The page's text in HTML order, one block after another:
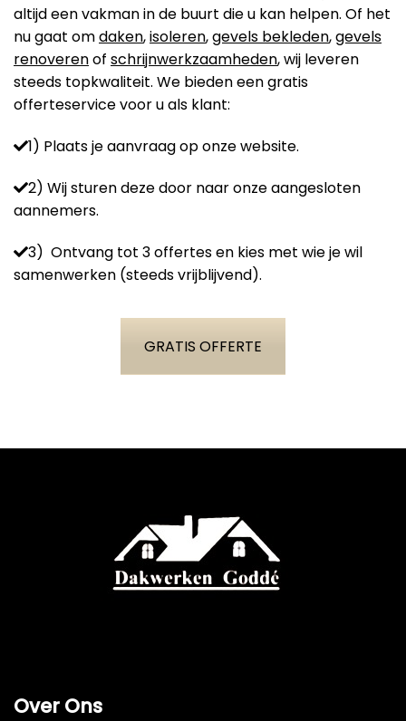
altijd een vakman in de buurt die u kan helpen. Of het
nu gaat omdaken,isoleren,gevels bekleden,gevels
renoverenof schrijnwerkzaamheden, wij leveren
steeds topkwaliteit. We bieden een gratis
offerteservice voor u als klant:
1) Plaats je aanvraag op onze website.
2) Wij sturen deze door naar onze aangesloten
aannemers.
3) Ontvang tot 3 offertes en kies met wie je wil
samenwerken (steeds vrijblijvend).
GRATIS OFFERTE
Over Ons